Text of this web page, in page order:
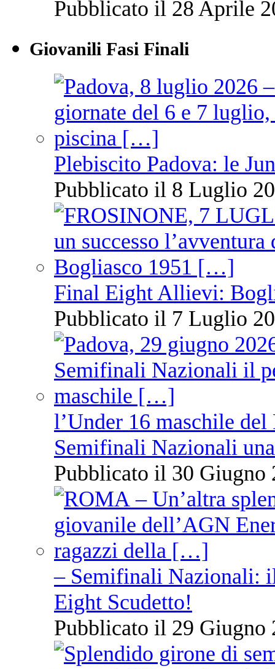
Pubblicato il 28 Aprile
Giovanili Fasi Finali
Plebiscito Padova: le
Pubblicato il 8 Luglio
Final Eight Allievi:
Pubblicato il 7 Luglio
l’Under 16 maschile
Semifinali Nazionali
Pubblicato il 30 Giugno
– Semifinali Nazionali:
Eight Scudetto!
Pubblicato il 29 Giugno